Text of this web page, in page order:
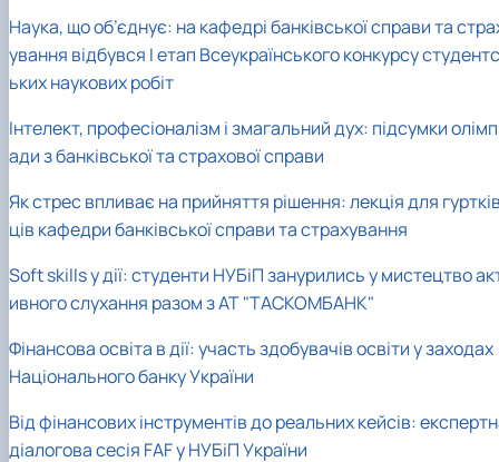
Наука, що об’єднує: на кафедрі банківської справи та
ування відбувся І етап Всеукраїнського конкурсу студентс
ьких наукових робіт
Інтелект, професіоналізм і змагальний дух: підсумки
ади з банківської та страхової справи
Як стрес впливає на прийняття рішення: лекція для
ців кафедри банківської справи та страхування
Soft skills у дії: студенти НУБіП занурились у мистецтво
ивного слухання разом з АТ "ТАСКОМБАНК"
Фінансова освіта в дії: участь здобувачів освіти у заходах
Національного банку України
Від фінансових інструментів до реальних кейсів:
діалогова сесія FAF у НУБіП України